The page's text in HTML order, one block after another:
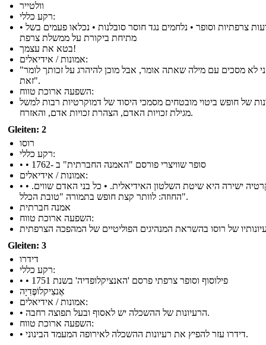
וולטייר
רקע כללי:
• הוגה דעות צרפתיות וסופר • נלחמים נגד חוסר סובלנות • נכלאו פעמים בשל
מתיחת ביקורת על ממשלת צרפת
בטא את עצמך!
אמונות / אידיאלים:
"אני לא מסכים עם מילה שאתה אומר, אבל מוכן להיהרג על זכותך לומר
זאת".
השפעה ארוכת טווח:
של חופש ביטוי מובטחים מסמכי היסוד של דמוקרטיות רבות למשל
מגילת זכויות האדם, הצהרת זכויות אדם, והאזרח.
Gleiten: 2
רוסו
רקע כללי:
• • סופר שוויצרי פורסם "האמנה החברתית" ב -1762
אמונות / אידיאלים:
• דמוקרטיה ישירה היא שיטת השלטון האידיאלית. • כל בני האדם שווים. •
החוזה: לוותר קצת חופש בתמורה "טובת הכלל".
אמנה חברתית
השפעה ארוכת טווח:
Gleiten: 3
דידרו
רקע כללי:
• • פילוסוף וסופר צרפתי פרסם 'האנציקלופדיה' בשנת 1751
אֶנצִיקלוֹפֶּדִיָה
אמונות / אידיאלים:
• הרעיונות של ההשכלה יש לאסוף ובעל תפוצה רחבה.
השפעה ארוכת טווח:
• דידרו עזר להפיץ את רעיונות ההשכלה לאירופה המעמד הבינוני.